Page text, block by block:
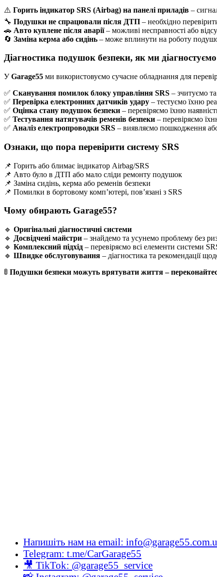
⚠️ Горить індикатор SRS (Airbag) на панелі приладів –
🔧 Подушки не спрацювали після ДТП – необхідно
🚗 Авто куплене після аварії– можливі несправності або
🔄 Заміна керма або сидінь – може вплинути на роботу
Діагностика подушок безпеки, як ми
УGarage55 ми використовуємо сучасне обладнання для
✅ Сканування помилок блоку управління SRS – зчитуємо
✅ Перевірка електронних датчиків удару – тестуємо їхню
✅ Оцінка стану подушок безпеки – перевіряємо їхню
✅ Тестування натягувачів ременів безпеки – перевіряємо
✅ Аналіз електропроводки SRS – виявляємо пошкодження
Ознаки, що пора перевірити систему SRS
📌 Горить або блимає індикатор Airbag/SRS
📌 Авто було в ДТП або мало сліди ремонту подушок
📌 Заміна сидінь, керма або ременів безпеки
📌 Помилки в бортовому комп’ютері, пов’язані з SRS
Чому обирають Garage55?
🔹 Оригінальні діагностичні системи
🔹 Досвідчені майстри – знайдемо та усунемо проблему без
🔹 Комплексний підхід – перевіряємо всі елементи системи
🔹 Швидке обслуговування – діагностика та рекомендації
🚦 Подушки безпеки можуть врятувати життя –
Напишіть нам на email:
Telegram: t.me/CarGarage55
🎥 TikTok: @garage55_service